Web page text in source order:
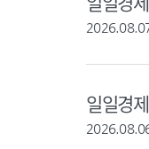
일일경